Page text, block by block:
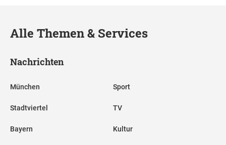
Alle Themen & Services
Nachrichten
München
Stadtviertel
Bayern
Sport
TV
Kultur